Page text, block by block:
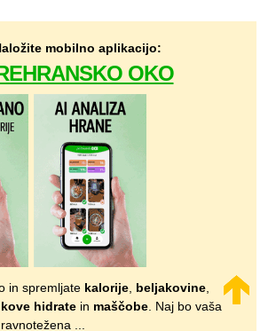
mobilno aplikacijo:
OKO
in spremljate kalorije, beljakovine,
hidrate in maščobe. Naj bo vaša
...